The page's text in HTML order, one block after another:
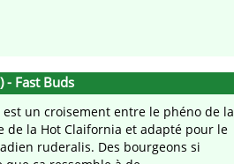
- Fast Buds
est un croisement entre le phéno de la
de la Hot Claifornia et adapté pour le
ruderalis. Des bourgeons si